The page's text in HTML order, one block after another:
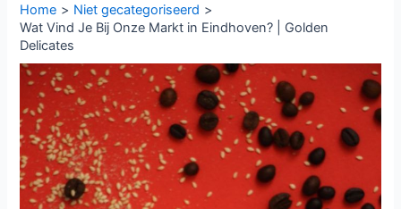
Home
Niet gecategoriseerd
Wat Vind Je Bij Onze Markt in Eindhoven? | Golden
Delicates